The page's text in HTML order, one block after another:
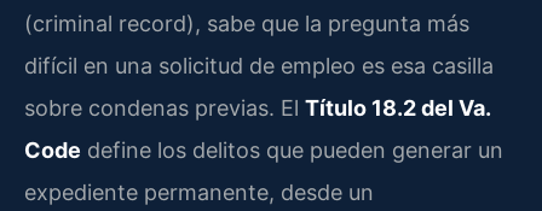
(criminal record), sabe que la pregunta más
difícil en una solicitud de empleo es esa casilla
sobre condenas previas. El Título 18.2 del Va.
Code define los delitos que pueden generar un
expediente permanente, desde un